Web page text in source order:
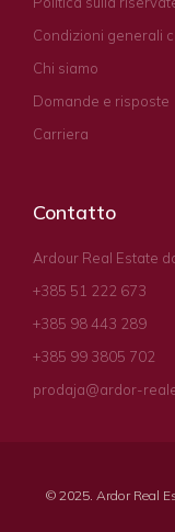
Condizioni generali
Chi siamo
Domande e risposte
Carriera
Contatto
Ardour Real Estate
+385 51 222 673
+385 98 443 289
+385 99 3805 702
prodaja@ardor-
© 2025. Ardor Real